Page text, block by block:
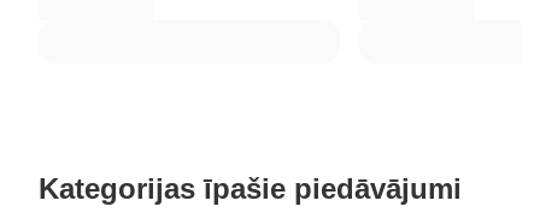
Kategorijas īpašie piedāvājumi